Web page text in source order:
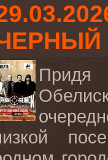
Придя